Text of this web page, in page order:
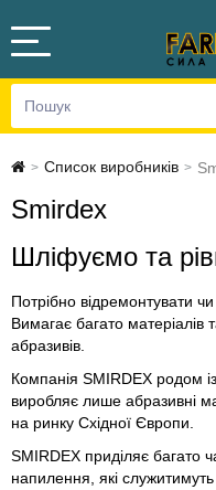
> Список виробників >
Smirdex
Шліфуємо та
Потрібно відремонтувати
Вимагає багато матеріалів
абразивів.
Компанія SMIRDEX родом
виробляє лише абразивні
на ринку Східної Європи.
SMIRDEX приділяє багато
напилення, які